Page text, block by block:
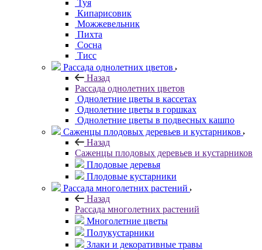
Туя
Кипарисовик
Можжевельник
Пихта
Сосна
Тисc
Рассада однолетних цветов
Назад
Рассада однолетних цветов
Однолетние цветы в кассетах
Однолетние цветы в горшках
Однолетние цветы в подвесных кашпо
Саженцы плодовых деревьев и кустарников
Назад
Саженцы плодовых деревьев и кустарников
Плодовые деревья
Плодовые кустарники
Рассада многолетних растений
Назад
Рассада многолетних растений
Многолетние цветы
Полукустарники
Злаки и декоративные травы